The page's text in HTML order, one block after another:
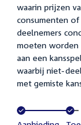
waarin prijzen
consumenten
deelnemers
moeten worden
aan een
waarbij niet-
met gemiste